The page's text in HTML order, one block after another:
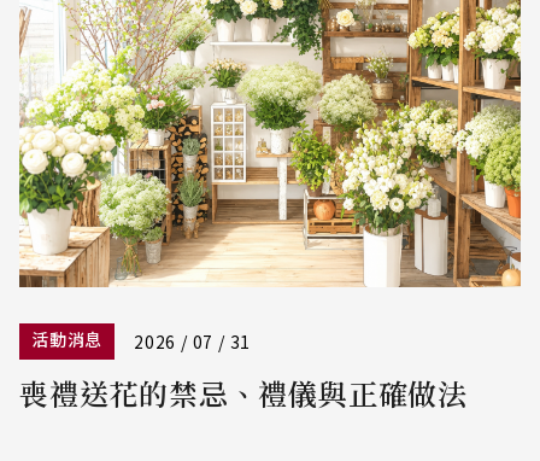
活動消息 2026 / 07 / 31
喪禮送花的禁忌、禮儀與正確做法